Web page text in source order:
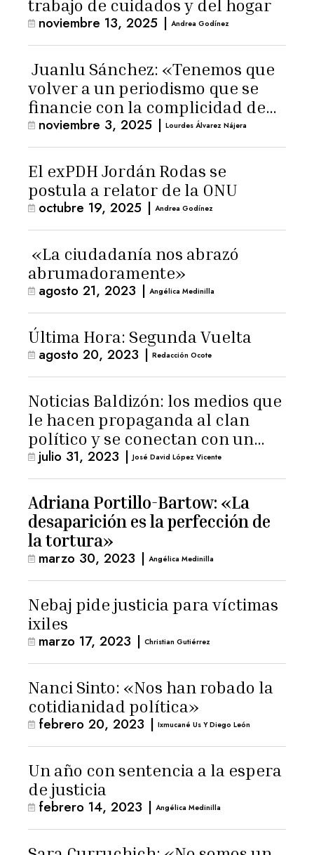
trabajo de cuidados y del hogar
noviembre 13, 2025 | Andrea Godínez
Juanlu Sánchez: «Tenemos que
volver a un periodismo que se
financie con la complicidad de
los lectores»
noviembre 3, 2025 | Lourdes Álvarez Nájera
El exPDH Jordán Rodas se
postula a relator de la ONU
octubre 19, 2025 | Andrea Godínez
«La ciudadanía nos abrazó
abrumadoramente»
agosto 21, 2023 | Angélica Medinilla
Última Hora: Segunda Vuelta
agosto 20, 2023 | Redacción Ocote
Noticias Baldizón: los medios que
le hacen propaganda al clan
político y se conectan con un
hombre de confianza de
Giammattei
julio 31, 2023 | José David López Vicente
Adriana Portillo-Bartow: «La
desaparición es la perfección de
la tortura»
marzo 30, 2023 | Angélica Medinilla
Nebaj pide justicia para víctimas
ixiles
marzo 17, 2023 | Christian Gutiérrez
Nanci Sinto: «Nos han robado la
cotidianidad política»
febrero 20, 2023 | Ixmucané Us Y Diego León
Un año con sentencia a la espera
de justicia
febrero 14, 2023 | Angélica Medinilla